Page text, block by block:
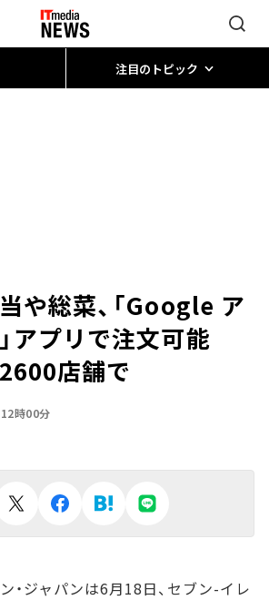
注目のトピック
や総菜、「Google ア
アプリで注文可能
店舗で
時00分
ジャパンは6月18日、セブン-イレ